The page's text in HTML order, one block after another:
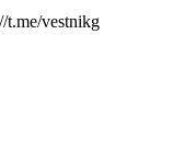
vestnikg